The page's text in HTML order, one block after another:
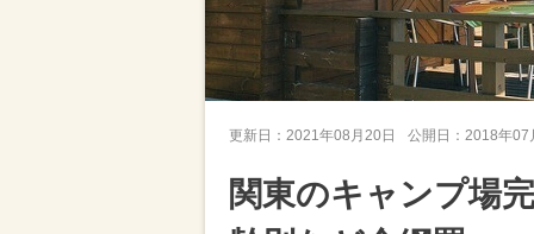
更新日： 2021年08月20日 公開日： 2018年07
関東のキャンプ場